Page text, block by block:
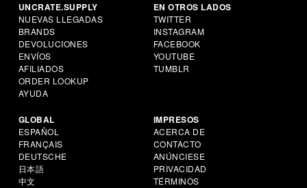
UNCRATE.SUPPLY
NUEVAS LLEGADAS
BRANDS
DEVOLUCIONES
ENVÍOS
AFILIADOS
ORDER LOOKUP
AYUDA
EN OTROS LADOS
TWITTER
INSTAGRAM
FACEBOOK
YOUTUBE
TUMBLR
GLOBAL
ESPAÑOL
FRANÇAIS
DEUTSCHE
日本語
中文
IMPRESOS
ACERCA DE
CONTACTO
ANÚNCIESE
PRIVACIDAD
TÉRMINOS